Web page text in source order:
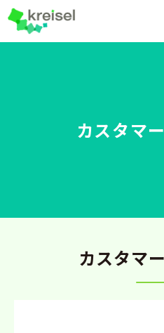
クライゼ
料金・
よくあ
CRM
カスタマ
カスタマ